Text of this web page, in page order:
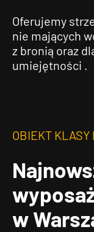
Oferujemy
nie mających
z bronią oraz
umiejętności .
OBIEKT KLASY
w